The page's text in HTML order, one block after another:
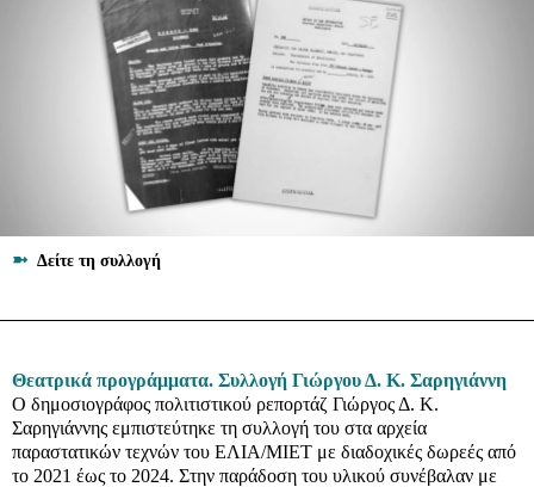
➼ Δείτε τη συλλογή
Θεατρικά προγράμματα. Συλλογή Γιώργου Δ. Κ. Σαρηγιάννη
Ο δημοσιογράφος πολιτιστικού ρεπορτάζ Γιώργος Δ. Κ.
Σαρηγιάννης εμπιστεύτηκε τη συλλογή του στα αρχεία
παραστατικών τεχνών του ΕΛΙΑ/ΜΙΕΤ με διαδοχικές δωρεές από
το 2021 έως το 2024. Στην παράδοση του υλικού συνέβαλαν με